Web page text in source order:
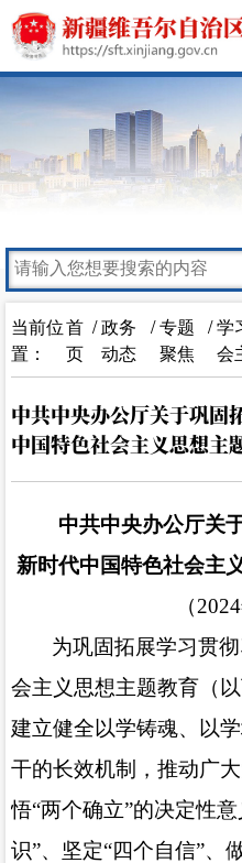
当前位
置：
首
页
/政务
动态
/专题
聚焦
/学
会
中共中央办公厅关于巩固
中国特色社会主义思想主
中共中央办公厅关
新时代中国特色社会主
（2024
为巩固拓展学习贯
会主义思想主题教育（
建立健全以学铸魂、以
干的长效机制，推动广
悟“两个确立”的决定性
识”、坚定“四个自信”、